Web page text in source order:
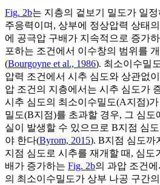
Fig. 2b는 지층의 겉보기 밀도가 일
주응력이며, 상부에 정상압력 상태
에 공극압 구배가 지속적으로 증가
포하는 조건에서 이수창의 범위를
(Bourgoyne et al., 1986). 최소이수밀
압력 조건에서 시추 심도와 상관없
압 조건의 지층에서는 시추 심도가
시추 심도의 최소이수밀도(A지점)
밀도(B지점)를 초과할 경우, 그 심도
실이 발생할 수 있으므로 B지점 심
야 한다(Byrom, 2015). B지점 심도까
지점 심도로 시추를 재개할 때, 심도
배가 증가하는 Fig. 2b의 과압 조건
의 최소이수밀도가 상부 나공 구간